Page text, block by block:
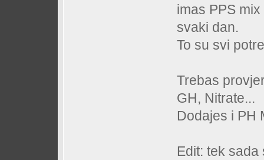
imas PPS
svaki dan.
To su svi
Trebas
GH, Nitrate...
Dodajes i PH
Edit: tek